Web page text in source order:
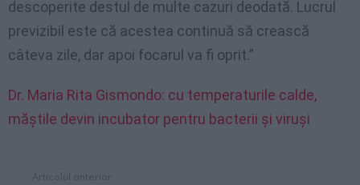
descoperite destul de multe cazuri deodată. Lucrul
previzibil este că acestea continuă să crească
câteva zile, dar apoi focarul va fi oprit.”
Dr. Maria Rita Gismondo: cu temperaturile calde,
măștile devin incubator pentru bacterii și viruși
Articolul anterior